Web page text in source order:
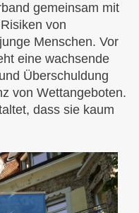
gemeinsam mit
von
Menschen. Vor
eine wachsende
Überschuldung
von Wettangeboten.
dass sie kaum